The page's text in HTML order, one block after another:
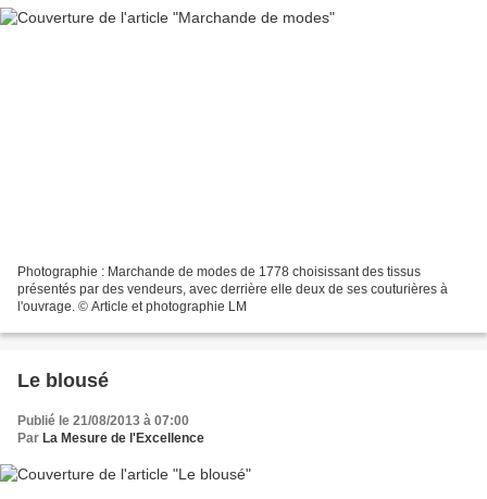
Photographie : Marchande de modes de 1778 choisissant des tissus
présentés par des vendeurs, avec derrière elle deux de ses couturières à
l'ouvrage. © Article et photographie LM
Le blousé
Publié le 21/08/2013 à 07:00
Par La Mesure de l'Excellence